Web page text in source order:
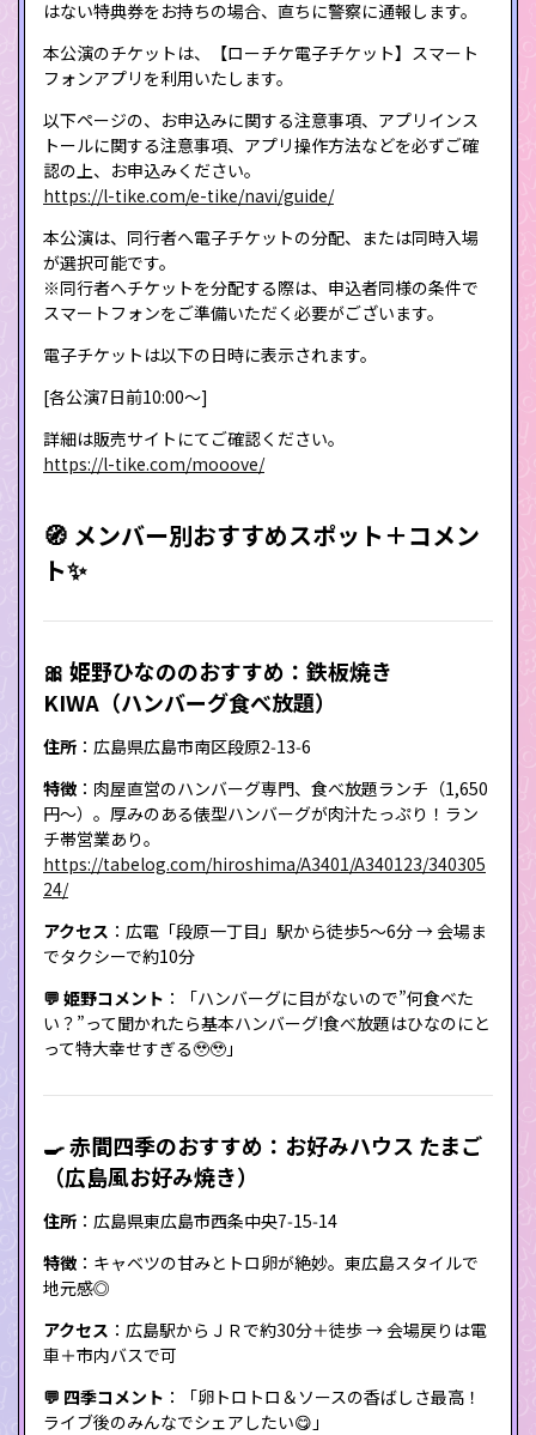
はない特典券をお持ちの場合、直ちに警察に通報します。
本公演のチケットは、【ローチケ電子チケット】スマート
フォンアプリを利用いたします。
以下ページの、お申込みに関する注意事項、アプリインス
トールに関する注意事項、アプリ操作方法などを必ずご確
認の上、お申込みください。
https://l-tike.com/e-tike/navi/guide/
本公演は、同行者へ電子チケットの分配、または同時入場
が選択可能です。
※同行者へチケットを分配する際は、申込者同様の条件で
スマートフォンをご準備いただく必要がございます。
電子チケットは以下の日時に表示されます。
[各公演7日前10:00～]
詳細は販売サイトにてご確認ください。
https://l-tike.com/mooove/
🧭 メンバー別おすすめスポット＋コメン
ト✨
🎀 姫野ひなののおすすめ：鉄板焼き
KIWA（ハンバーグ食べ放題）
住所 ：広島県広島市南区段原2‑13‑6
特徴 ：肉屋直営のハンバーグ専門、食べ放題ランチ（1,650
円〜）。厚みのある俵型ハンバーグが肉汁たっぷり！ラン
チ帯営業あり。
https://tabelog.com/hiroshima/A3401/A340123/340305
24/
アクセス ：広電「段原一丁目」駅から徒歩5〜6分 → 会場ま
でタクシーで約10分
💬 姫野コメント ：「ハンバーグに目がないので”何食べた
い？”って聞かれたら基本ハンバーグ!食べ放題はひなのにと
って特大幸せすぎる🥹🥹」
🍳 赤間四季のおすすめ：お好みハウス たまご
（広島風お好み焼き）
住所 ：広島県東広島市西条中央7‑15‑14
特徴 ：キャベツの甘みとトロ卵が絶妙。東広島スタイルで
地元感◎
アクセス ：広島駅からＪＲで約30分＋徒歩 → 会場戻りは電
車＋市内バスで可
💬 四季コメント ：「卵トロトロ＆ソースの香ばしさ最高！
ライブ後のみんなでシェアしたい😋」